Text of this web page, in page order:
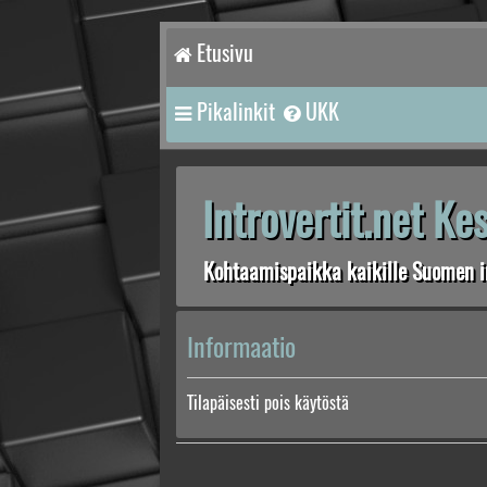
Etusivu
Pikalinkit
UKK
Introvertit.net
Kohtaamispaikka kaikille Suomen
Informaatio
Tilapäisesti pois käytöstä